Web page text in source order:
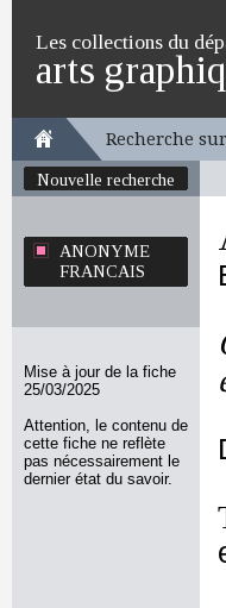
Les collections du
arts
Recherche
Nouvelle recherche
ANONYME
FRANCAIS
Mise à jour de la fiche
25/03/2025
Attention, le contenu de
cette fiche ne reflète
pas nécessairement le
dernier état du savoir.